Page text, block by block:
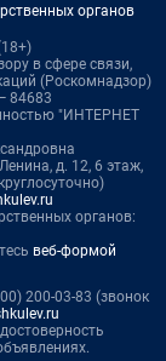
органов
в сфере связи,
(Роскомнадзор)
84683
"ИНТЕРНЕТ
д. 12, 6 этаж,
органов:
веб-формой
200-03-83 (звонок